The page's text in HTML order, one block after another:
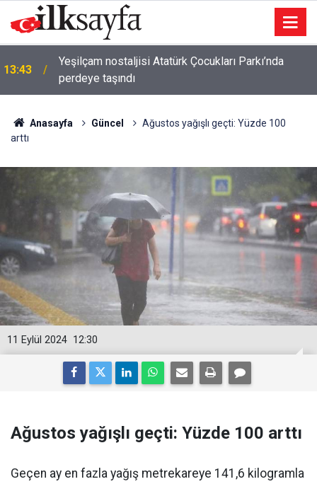
13:43
Yeşilçam nostaljisi Atatürk Çocukları Parkı’nda
perdeye taşındı
Anasayfa Güncel
Ağustos yağışlı geçti: Yüzde 100
arttı
12:30
11 Eylül 2024
Ağustos yağışlı geçti: Yüzde 100 arttı
Geçen ay en fazla yağış metrekareye 141,6 kilogramla